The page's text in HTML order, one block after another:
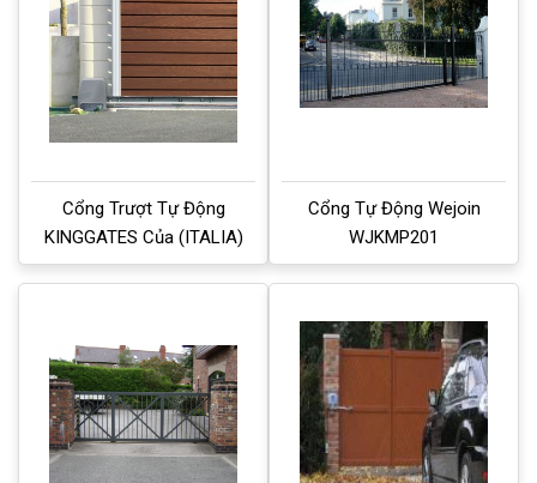
Cổng Trượt Tự Động
KINGGATES Của (ITALIA)
Cổng Tự Động Wejoin
WJKMP201